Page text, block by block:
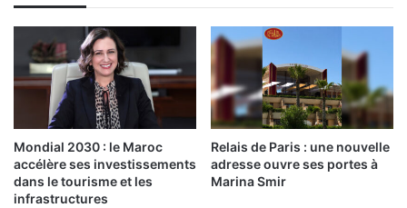
Mondial 2030 : le Maroc
accélère ses investissements
dans le tourisme et les
infrastructures
Relais de Paris : une nouvelle
adresse ouvre ses portes à
Marina Smir